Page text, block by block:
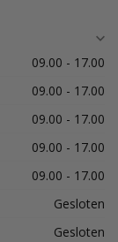
09.00 - 17.00
09.00 - 17.00
09.00 - 17.00
09.00 - 17.00
09.00 - 17.00
Gesloten
Gesloten